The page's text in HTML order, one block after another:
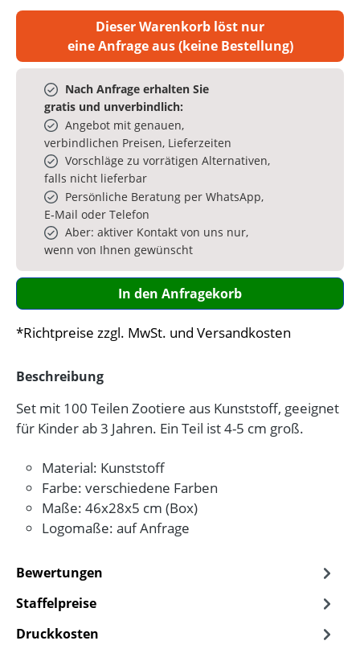
Dieser Warenkorb löst nur
eine Anfrage aus (keine Bestellung)
Nach Anfrage erhalten Sie
gratis und unverbindlich:
Angebot mit genauen,
verbindlichen Preisen, Lieferzeiten
Vorschläge zu vorrätigen Alternativen,
falls nicht lieferbar
Persönliche Beratung per WhatsApp,
E‑Mail oder Telefon
Aber: aktiver Kontakt von uns nur,
wenn von Ihnen gewünscht
In den Anfragekorb
*Richtpreise zzgl. MwSt. und Versandkosten
Beschreibung
Set mit 100 Teilen Zootiere aus Kunststoff, geeignet
für Kinder ab 3 Jahren. Ein Teil ist 4-5 cm groß.
Material: Kunststoff
Farbe: verschiedene Farben
Maße: 46x28x5 cm (Box)
Logomaße: auf Anfrage
Bewertungen
Staffelpreise
Druckkosten